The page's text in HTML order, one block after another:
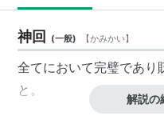
神回 (一般) 【かみかい】
全てにおいて完璧であり
と。
解説の